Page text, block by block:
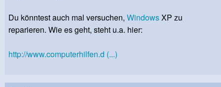
Du könntest auch mal versuchen, WindowsXP zu
reparieren. Wie es geht, steht u.a. hier:
http://www.computerhilfen.d (...)